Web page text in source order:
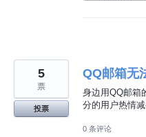
QQ邮箱无
身边用QQ邮箱
分的用户热情
5
票
投票
0 条评论